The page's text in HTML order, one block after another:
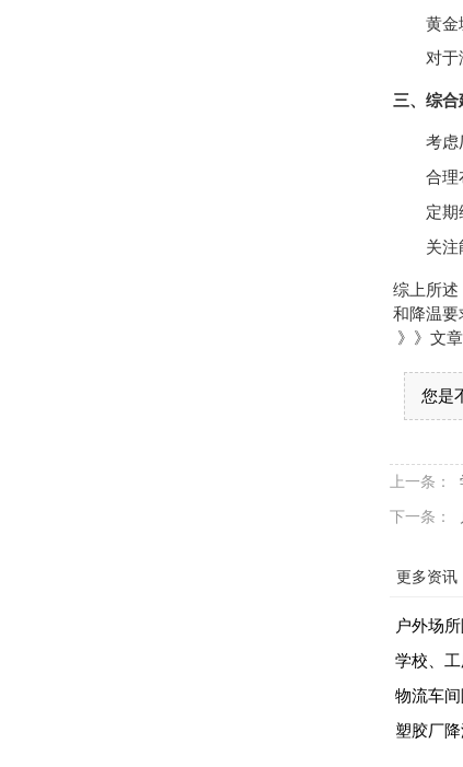
黄金
对于
三、综合
考虑
合理
定期
关注
综上所
和降温要
》》文
您是
上一条：
下一条：
更多资讯
户外场
学校、
物流车
塑胶厂